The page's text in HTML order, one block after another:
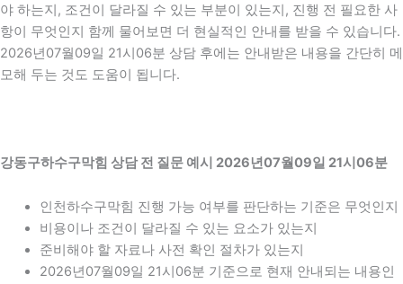
야 하는지, 조건이 달라질 수 있는 부분이 있는지, 진행 전 필요한 사
항이 무엇인지 함께 물어보면 더 현실적인 안내를 받을 수 있습니다.
2026년07월09일 21시06분 상담 후에는 안내받은 내용을 간단히 메
모해 두는 것도 도움이 됩니다.
강동구하수구막힘 상담 전 질문 예시 2026년07월09일 21시06분
인천하수구막힘 진행 가능 여부를 판단하는 기준은 무엇인지
비용이나 조건이 달라질 수 있는 요소가 있는지
준비해야 할 자료나 사전 확인 절차가 있는지
2026년07월09일 21시06분 기준으로 현재 안내되는 내용인